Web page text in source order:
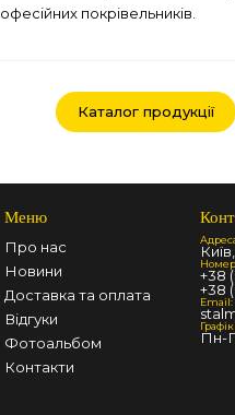
покрівельників.
Каталог продукції
Меню
Про нас
Новини
Доставка та оплата
Відгуки
Фотоальбом
Контакти
+38
+38
Email:
Пн-